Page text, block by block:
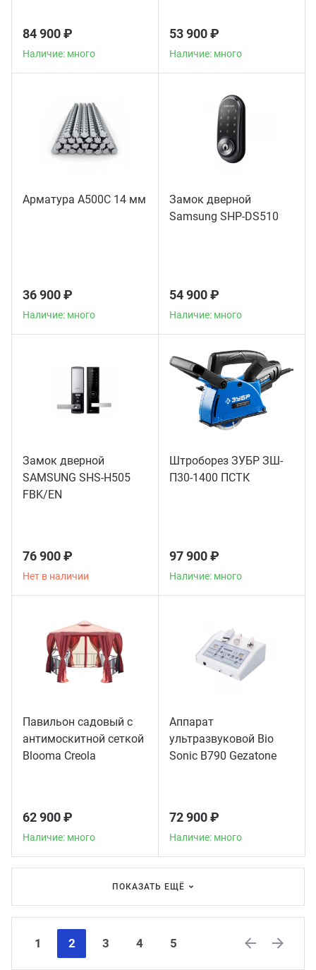
84 900 ₽
Наличие: много
53 900 ₽
Наличие: много
Арматура А500С 14 мм
36 900 ₽
Наличие: много
Замок дверной
Samsung SHP-DS510
54 900 ₽
Наличие: много
Замок дверной
SAMSUNG SHS-H505
FBK/EN
76 900 ₽
Нет в наличии
Штроборез ЗУБР ЗШ-
П30-1400 ПСТК
97 900 ₽
Наличие: много
Павильон садовый с
антимоскитной сеткой
Blooma Creola
62 900 ₽
Наличие: много
Аппарат
ультразвуковой Bio
Sonic B790 Gezatone
72 900 ₽
Наличие: много
ПОКАЗАТЬ ЕЩЁ
1 2 3 4
5